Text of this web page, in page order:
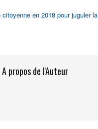
citoyenne en 2018 pour juguler la
A propos de l'Auteur